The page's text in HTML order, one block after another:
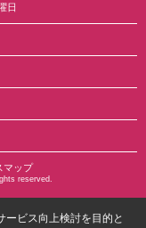
日
マップ
reserved.
ービス向上検討を目的と